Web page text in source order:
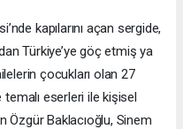
kapılarını açan sergide,
Türkiye’ye göç etmiş ya
çocukları olan 27
temalı eserleri ile kişisel
Özgür Baklacıoğlu, Sinem